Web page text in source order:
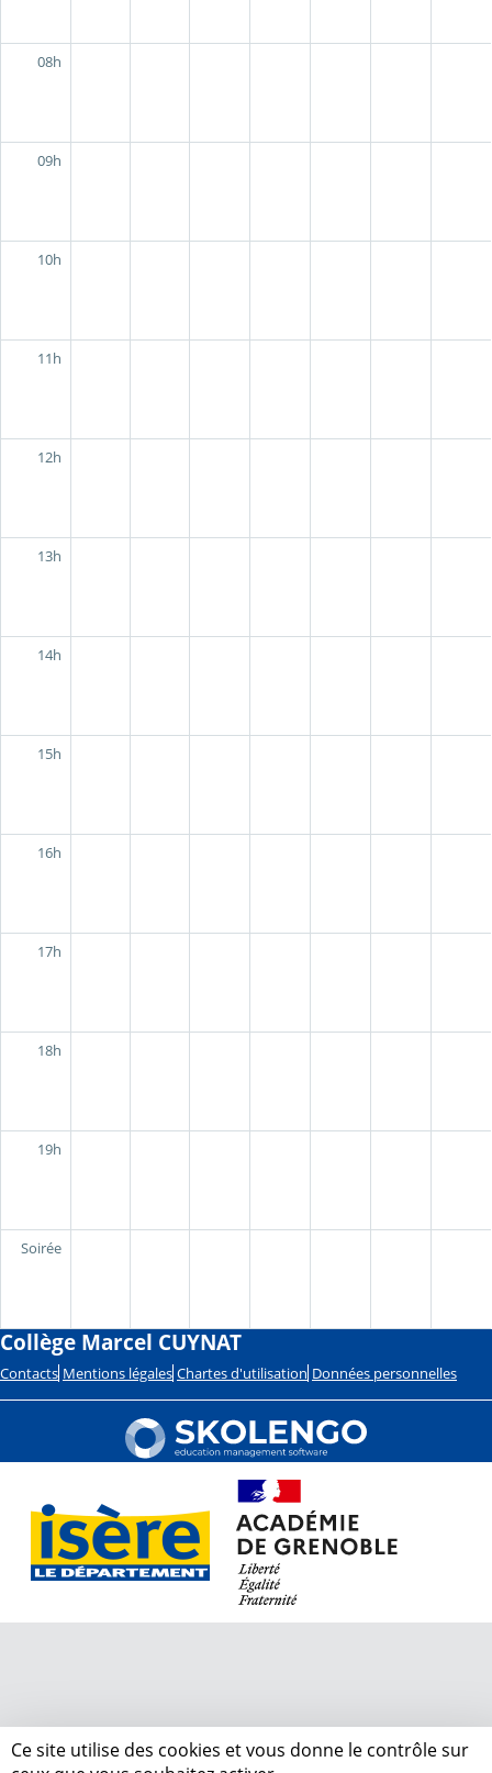
08h
09h
10h
11h
12h
13h
14h
15h
16h
17h
18h
19h
Soirée
Collège Marcel CUYNAT
Contacts Mentions légales Chartes d'utilisation Données personnelles
Ce site utilise des cookies et vous donne le contrôle sur